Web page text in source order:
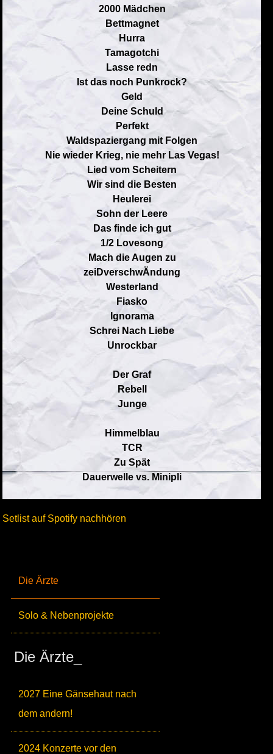
Die Ärzte
Solo & Nebenprojekte
Die Ärzte_
2027 Eine Gänsehaut nach
dem andern!
2024 Konzerte vor den
2000 Mädchen
Bettmagnet
Hurra
Tamagotchi
Lasse redn
Ist das noch Punkrock?
Geld
Deine Schuld
Perfekt
Waldspaziergang mit Folgen
Nie wieder Krieg, nie mehr Las Vegas!
Lied vom Scheitern
Wir sind die Besten
Heulerei
Sohn der Leere
Das finde ich gut
1/2 Lovesong
Mach die Augen zu
zeiDverschwÄndung
Westerland
Fiasko
Ignorama
Schrei Nach Liebe
Unrockbar
Der Graf
Rebell
Junge
Himmelblau
TCR
Zu Spät
Dauerwelle vs. Minipli
Setlist auf Spotify nachhören